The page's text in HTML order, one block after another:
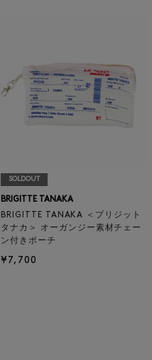
SOLDOUT
BRIGITTE TANAKA
BRIGITTE TANAKA ＜ブリジット
タナカ＞ オーガンジー素材チェー
ン付きポーチ
¥7,700